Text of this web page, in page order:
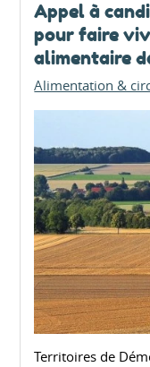
Appel à
pour faire
alimentaire
Alimentation &
Territoires de